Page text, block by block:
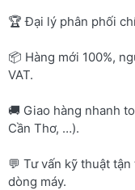
🏆 Đại lý phân phối
📦 Hàng mới 100%,
VAT.
🚚 Giao hàng nhanh
Cần Thơ, …).
💬 Tư vấn kỹ thuật
dòng máy.